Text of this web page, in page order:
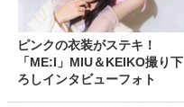
ピンクの衣装がステキ！
「ME:I」MIU＆KEIKO撮り下
ろしインタビューフォト